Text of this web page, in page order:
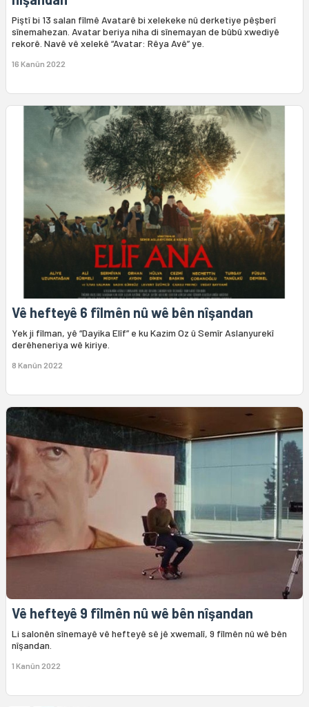
Piştî bi 13 salan fîlmê Avatarê bi xelekeke nû derketiye pêşberî
sînemahezan. Avatar beriya niha di sînemayan de bûbû xwediyê
rekorê. Navê vê xelekê “Avatar: Rêya Avê” ye.
16 Kanûn 2022
Vê hefteyê 6 fîlmên nû wê bên nîşandan
Yek ji fîlman, yê “Dayika Elîf” e ku Kazim Oz û Semîr Aslanyurekî
derêheneriya wê kiriye.
8 Kanûn 2022
Vê hefteyê 9 fîlmên nû wê bên nîşandan
Li salonên sînemayê vê hefteyê sê jê xwemalî, 9 fîlmên nû wê bên
nîşandan.
1 Kanûn 2022